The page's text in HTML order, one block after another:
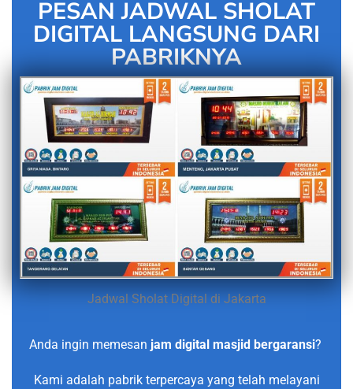
PESAN JADWAL SHOLAT
DIGITAL LANGSUNG DARI
PABRIKNYA
Jadwal Sholat Digital di Jakarta
Anda ingin memesan jam digital masjid bergaransi?
Kami adalah pabrik terpercaya yang telah melayani